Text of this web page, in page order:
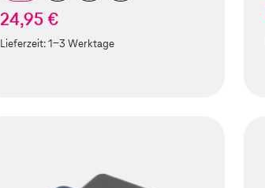
24,95 €
Lieferzeit:1-3 Werktage